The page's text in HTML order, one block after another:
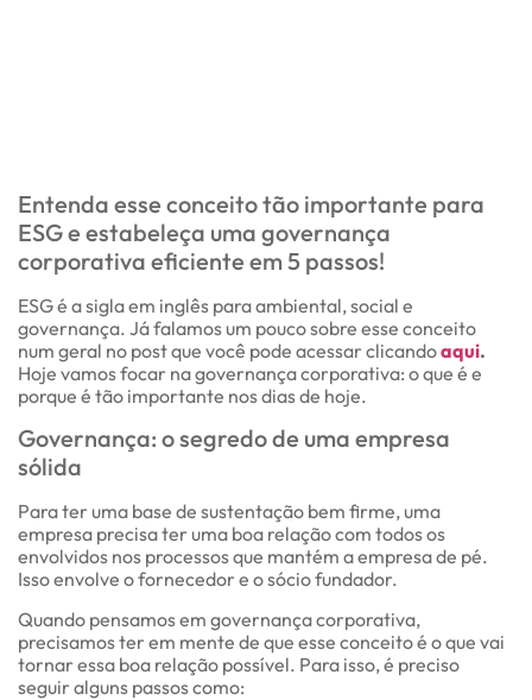
Entenda esse conceito tão importante para
ESG e estabeleça uma governança
corporativa eficiente em 5 passos!
ESG é a sigla em inglês para ambiental, social e
governança. Já falamos um pouco sobre esse conceito
num geral no post que você pode acessar clicandoaqui.
Hoje vamos focar na governança corporativa: o que é e
porque é tão importante nos dias de hoje.
Governança: o segredo de uma empresa
sólida
Para ter uma base de sustentação bem firme, uma
empresa precisa ter uma boa relação com todos os
envolvidos nos processos que mantém a empresa de pé.
Isso envolve o fornecedor e o sócio fundador.
Quando pensamos em governança corporativa,
precisamos ter em mente de que esse conceito é o que vai
tornar essa boa relação possível. Para isso, é preciso
seguir alguns passos como: